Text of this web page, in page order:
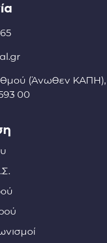
(Άνωθεν ΚΑΠΗ),
00